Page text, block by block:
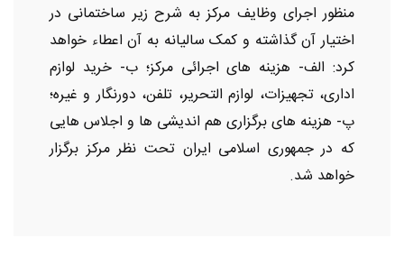
منظور اجرای وظایف مرکز به شرح زیر ساختمانی در
اختیار آن گذاشته و کمک سالیانه به آن اعطاء خواهد
کرد: الف- هزینه های اجرائی مرکز؛ ب- خرید لوازم
اداری، تجهیزات، لوازم التحریر، تلفن، دورنگار و غیره؛
پ- هزینه های برگزاری هم اندیشی ها و اجلاس هایی
که در جمهوری اسلامی ایران تحت نظر مرکز برگزار
خواهد شد.